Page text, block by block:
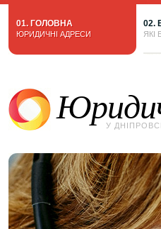
01. ГОЛОВНА
ЮРИДИЧНІ АДРЕСИ
02.
ЯКІ
У